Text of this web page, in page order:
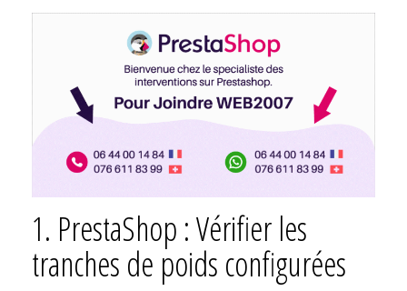
1. PrestaShop : Vérifier les
tranches de poids configurées